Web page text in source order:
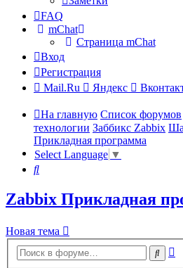
FAQ
mChat
Страница mChat
Вход
Регистрация
Mail.Ru
Яндекс
На главную Список форумов
технологии Заббикс Zabbix
Прикладная программа
Select Language ▼
Поиск
Zabbix Прикладная
Новая тема
Поиск